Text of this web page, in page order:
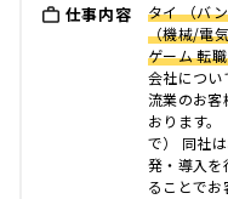
仕事内容
タイ （バ
（機械/電
ゲーム 転
会社につい
流業のお客
おります
で） 同社
発・導入を
ることで